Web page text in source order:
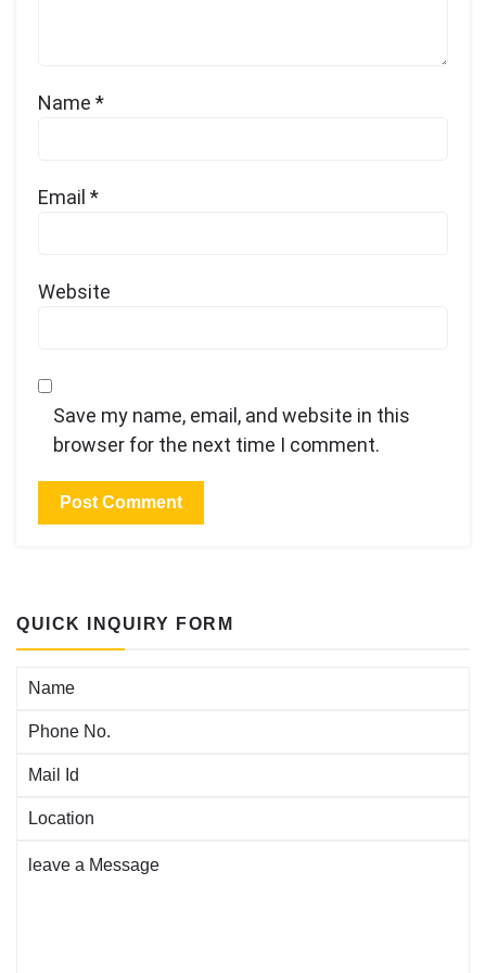
Name *
Email *
Website
Save my name, email, and website in this
browser for the next time I comment.
QUICK INQUIRY FORM